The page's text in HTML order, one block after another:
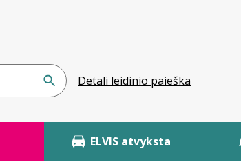
Detali leidinio paieška
ELVIS atvyksta